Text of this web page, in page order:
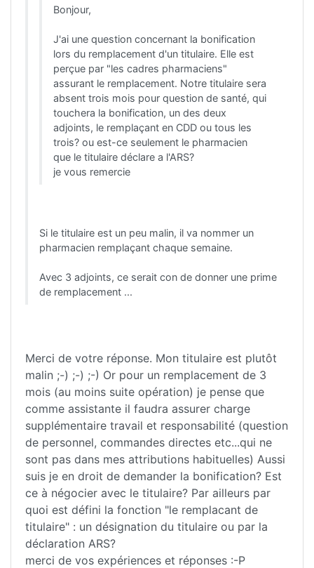
Bonjour,
J'ai une question concernant la bonification
lors du remplacement d'un titulaire. Elle est
perçue par "les cadres pharmaciens"
assurant le remplacement. Notre titulaire sera
absent trois mois pour question de santé, qui
touchera la bonification, un des deux
adjoints, le remplaçant en CDD ou tous les
trois? ou est-ce seulement le pharmacien
que le titulaire déclare a l'ARS?
je vous remercie
Si le titulaire est un peu malin, il va nommer un
pharmacien remplaçant chaque semaine.
Avec 3 adjoints, ce serait con de donner une prime
de remplacement ...
Merci de votre réponse. Mon titulaire est plutôt
malin ;-) ;-) ;-) Or pour un remplacement de 3
mois (au moins suite opération) je pense que
comme assistante il faudra assurer charge
supplémentaire travail et responsabilité (question
de personnel, commandes directes etc...qui ne
sont pas dans mes attributions habituelles) Aussi
suis je en droit de demander la bonification? Est
ce à négocier avec le titulaire? Par ailleurs par
quoi est défini la fonction "le remplacant de
titulaire" : un désignation du titulaire ou par la
déclaration ARS?
merci de vos expériences et réponses :-P